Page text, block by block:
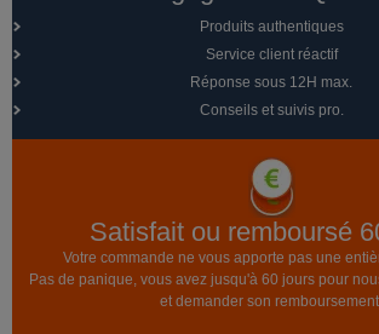
Produits authentiques
Service client réactif
Réponse sous 12H max.
Conseils et suivis pro.
Satisfait ou remboursé
Votre commande ne vous apporte pas une
Pas de panique, vous avez jusqu'à 60 jours pour
et demander son remboursement.